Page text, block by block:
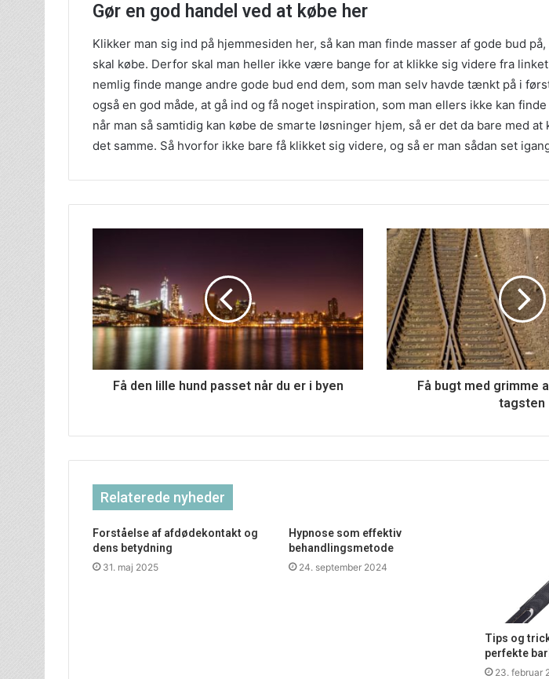
Gør en god handel ved at købe her
Klikker man sig ind på hjemmesiden her, så kan man finde masser af gode bud
skal købe. Derfor skal man heller ikke være bange for at klikke sig videre fra linket
nemlig finde mange andre gode bud end dem, som man selv havde tænkt på i
også en god måde, at gå ind og få noget inspiration, som man ellers ikke kan
når man så samtidig kan købe de smarte løsninger hjem, så er det da bare med at
det samme. Så hvorfor ikke bare få klikket sig videre, og så er man sådan set
Få den lille hund passet når du er i byen
Få bugt med grimme
tagsten
Relaterede nyheder
Forståelse af afdødekontakt og
dens betydning
31. maj 2025
Hypnose som effektiv
behandlingsmetode
24. september 2024
Tips og
perfekte
23. februar